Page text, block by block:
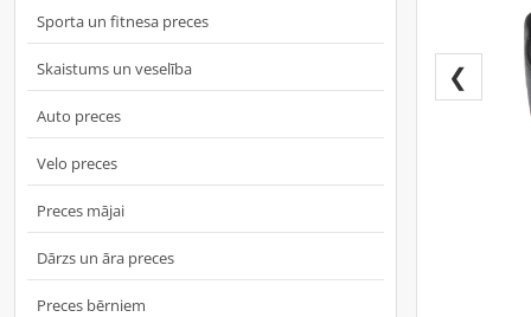
Sporta un fitnesa preces
Skaistums un veselība
Auto preces
Velo preces
Preces mājai
Dārzs un āra preces
Preces bērniem
❮